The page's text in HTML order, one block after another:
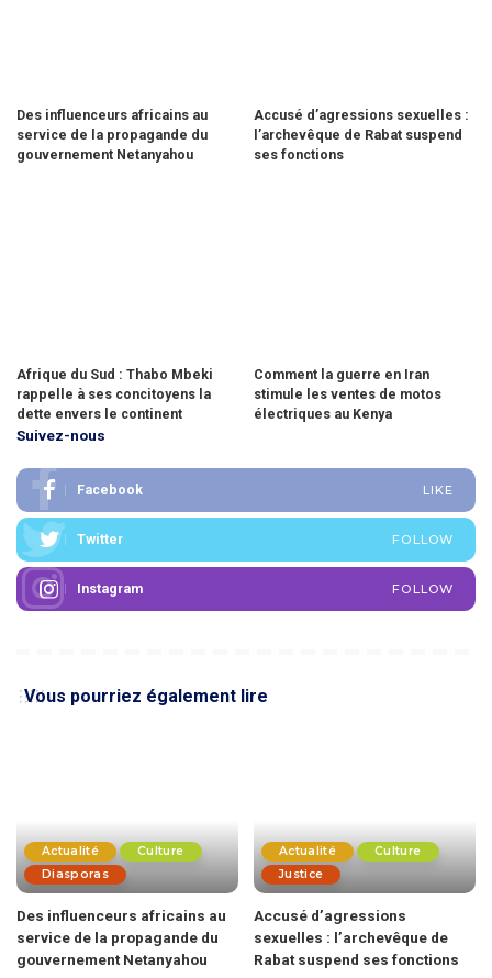
Des influenceurs africains au
service de la propagande du
gouvernement Netanyahou
Accusé d’agressions sexuelles :
l’archevêque de Rabat suspend
ses fonctions
Afrique du Sud : Thabo Mbeki
rappelle à ses concitoyens la
dette envers le continent
Comment la guerre en Iran
stimule les ventes de motos
électriques au Kenya
Suivez-nous
Facebook LIKE
Twitter FOLLOW
Instagram FOLLOW
Vous pourriez également lire
Actualité
Culture
Diasporas
Des influenceurs africains au
service de la propagande du
gouvernement Netanyahou
Actualité
Culture
Justice
Accusé d’agressions
sexuelles : l’archevêque de
Rabat suspend ses fonctions